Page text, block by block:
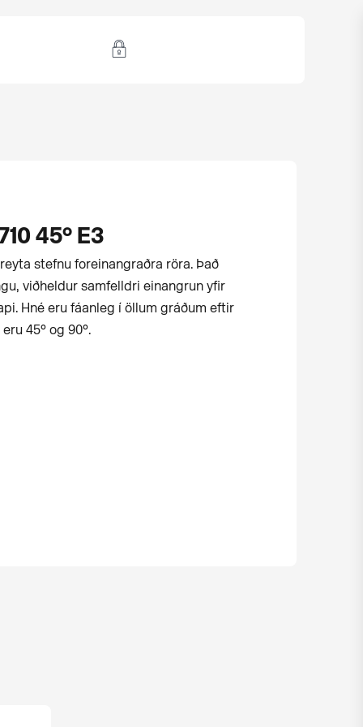
45° E3
stefnu for­einangraðra röra. Það
viðheldur samfelldri einangrun yfir
Hné eru fáanleg í öllum gráðum eftir
45° og 90°.